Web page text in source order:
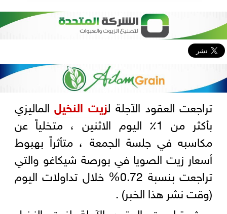
تراجعت العقود الآجلة لزيت النخيلالماليزي
بأكثر من 1٪ اليوم الاثنين ، متخلياً عن
مكاسبه في جلسة الجمعة ، متأثراً بهبوط
أسعار زيت الصويا في بورصة شيكاغو والتي
تراجعت بنسبة 0.72% خلال تداولات اليوم
(وقت نشر هذا الخبر) .